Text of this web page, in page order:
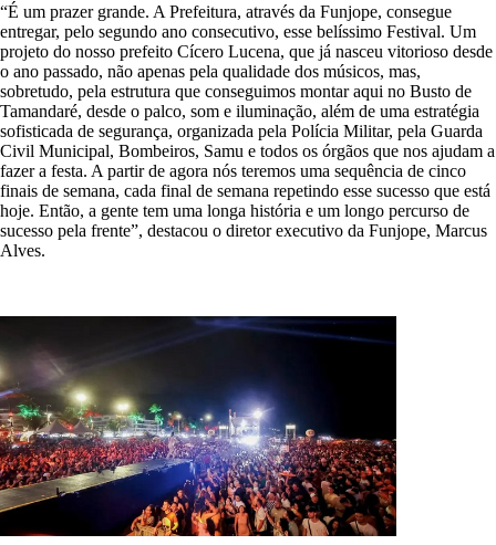
“É um prazer grande. A Prefeitura, através da Funjope, consegue
entregar, pelo segundo ano consecutivo, esse belíssimo Festival. Um
projeto do nosso prefeito Cícero Lucena, que já nasceu vitorioso desde
o ano passado, não apenas pela qualidade dos músicos, mas,
sobretudo, pela estrutura que conseguimos montar aqui no Busto de
Tamandaré, desde o palco, som e iluminação, além de uma estratégia
sofisticada de segurança, organizada pela Polícia Militar, pela Guarda
Civil Municipal, Bombeiros, Samu e todos os órgãos que nos ajudam a
fazer a festa. A partir de agora nós teremos uma sequência de cinco
finais de semana, cada final de semana repetindo esse sucesso que está
hoje. Então, a gente tem uma longa história e um longo percurso de
sucesso pela frente”, destacou o diretor executivo da Funjope, Marcus
Alves.